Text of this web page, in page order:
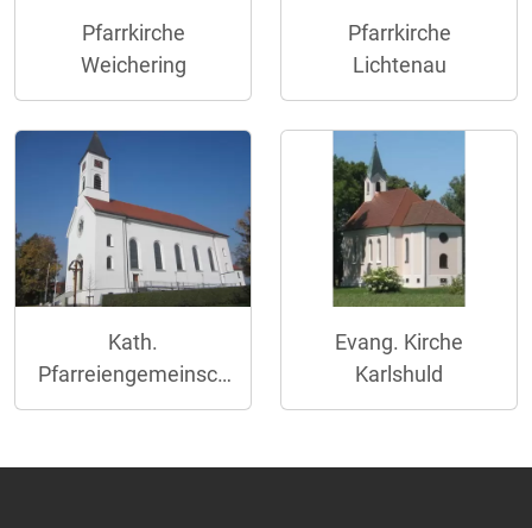
Pfarrkirche
Weichering
Pfarrkirche
Lichtenau
Kath.
Pfarreiengemeinsch
aft
Evang. Kirche
Karlshuld